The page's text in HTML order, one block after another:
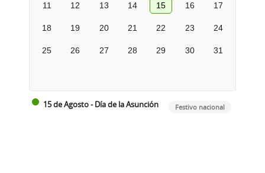
11 12 13 14 15 16 17
18 19 20 21 22 23 24
25 26 27 28 29 30 31
15 de Agosto - Día de la Asunción Festivo nacional